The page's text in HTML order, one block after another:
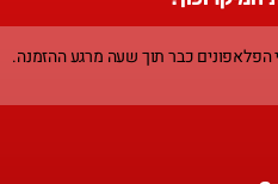
הפלאפונים כבר תוך שעה מרגע ההזמנה.